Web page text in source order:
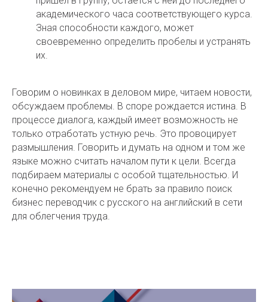
академического часа соответствующего курса.
Зная способности каждого, может
своевременно определить пробелы и устранять
их.
Говорим о новинках в деловом мире, читаем новости,
обсуждаем проблемы. В споре рождается истина. В
процессе диалога, каждый имеет возможность не
только отработать устную речь. Это провоцирует
размышления. Говорить и думать на одном и том же
языке можно считать началом пути к цели. Всегда
подбираем материалы с особой тщательностью. И
конечно рекомендуем не брать за правило поиск
бизнес переводчик с русского на английский в сети
для облегчения труда.